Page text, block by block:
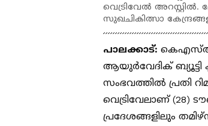
വെട്രിവേൽ
സുഖചികിത്സാ
പാലക്കാട്:
ആയുർവേദിക് ബ്യൂട്ടി
സംഭവത്തിൽ പ്രതി
വെട്രിവേലാണ്‌ (28)
പ്രദേശങ്ങളിലും